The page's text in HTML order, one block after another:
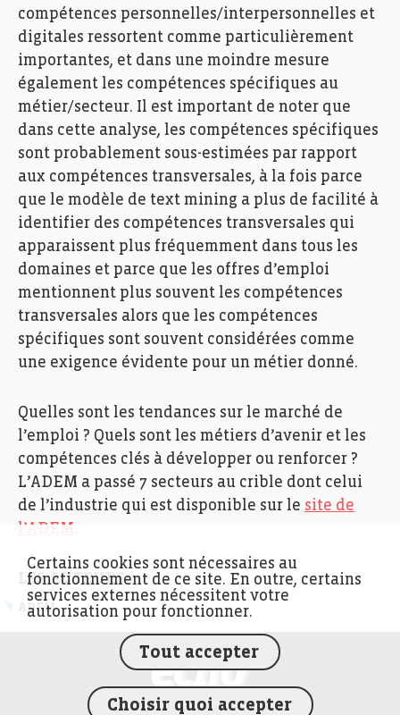
compétences personnelles/interpersonnelles et
digitales ressortent comme particulièrement
importantes, et dans une moindre mesure
également les compétences spécifiques au
métier/secteur. Il est important de noter que
dans cette analyse, les compétences spécifiques
sont probablement sous-estimées par rapport
aux compétences transversales, à la fois parce
que le modèle de text mining a plus de facilité à
identifier des compétences transversales qui
apparaissent plus fréquemment dans tous les
domaines et parce que les offres d’emploi
mentionnent plus souvent les compétences
transversales alors que les compétences
spécifiques sont souvent considérées comme
une exigence évidente pour un métier donné.
Quelles sont les tendances sur le marché de
l’emploi ? Quels sont les métiers d’avenir et les
compétences clés à développer ou renforcer ?
L’ADEM a passé 7 secteurs au crible dont celui
de l’industrie qui est disponible sur le site de
l’ADEM
LES AUTEURS
ADEM
FEDIL écho
Certains cookies sont nécessaires au
fonctionnement de ce site. En outre, certains
services externes nécessitent votre
autorisation pour fonctionner.
Tout accepter
Choisir quoi accepter